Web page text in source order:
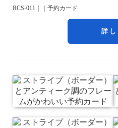
RCS-011｜｜予約カード
詳